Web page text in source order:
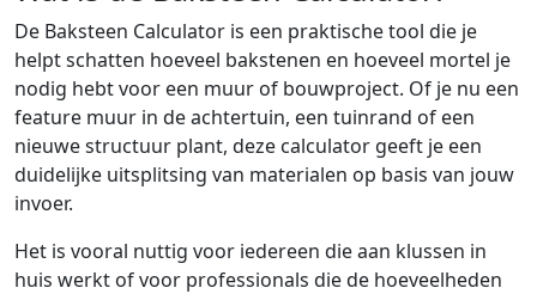
De Baksteen Calculator is een praktische tool die je
helpt schatten hoeveel bakstenen en hoeveel mortel je
nodig hebt voor een muur of bouwproject. Of je nu een
feature muur in de achtertuin, een tuinrand of een
nieuwe structuur plant, deze calculator geeft je een
duidelijke uitsplitsing van materialen op basis van jouw
invoer.
Het is vooral nuttig voor iedereen die aan klussen in
huis werkt of voor professionals die de hoeveelheden